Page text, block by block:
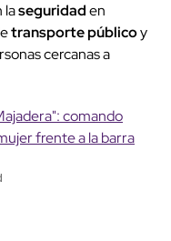
laseguridaden
transporte públicoy
cercanas a
comando
frente a la barra